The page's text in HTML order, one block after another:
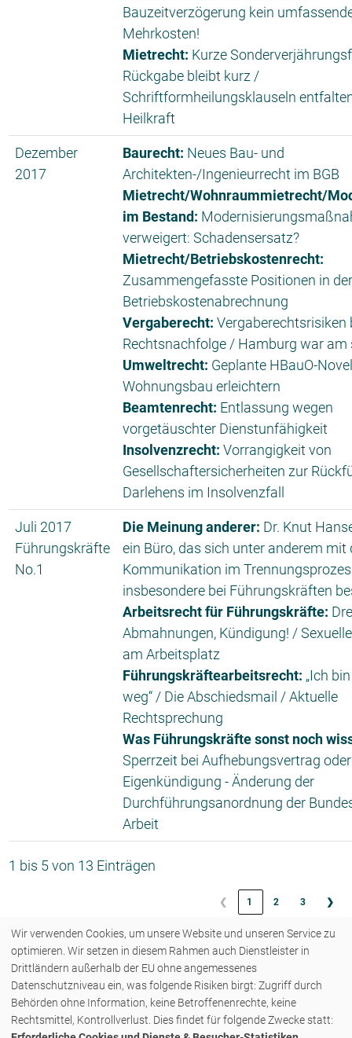
Bauzeitverzögerung kein
Mehrkosten!
Mietrecht: Kurze
Rückgabe bleibt kurz /
Schriftformheilungsklauseln
Heilkraft
Dezember
2017
Baurecht: Neues Bau- und
Architekten-/Ingenieurrecht im BGB
Mietrecht/Wohnraummietrecht/
im Bestand:
verweigert: Schadensersatz?
Mietrecht/Betriebskostenrecht:
Zusammengefasste Positionen in
Betriebskostenabrechnung
Vergaberecht: Vergaberechtsrisiken
Rechtsnachfolge / Hamburg war am
Umweltrecht: Geplante HBauO-
Wohnungsbau erleichtern
Beamtenrecht: Entlassung wegen
vorgetäuschter Dienstunfähigkeit
Insolvenzrecht: Vorrangigkeit von
Gesellschaftersicherheiten zur
Darlehens im Insolvenzfall
Juli 2017
Führungskräfte
No.1
Die Meinung anderer: Dr. Knut
ein Büro, das sich unter anderem mit
Kommunikation im
insbesondere bei Führungskräften
Arbeitsrecht für Führungskräfte:
Abmahnungen, Kündigung! /
am Arbeitsplatz
Führungskräftearbeitsrecht: „Ich
weg“ / Die Abschiedsmail / Aktuelle
Rechtsprechung
Was Führungskräfte sonst noch
Sperrzeit bei Aufhebungsvertrag oder
Eigenkündigung - Änderung der
Durchführungsanordnung der
Arbeit
1 bis 5 von 13 Einträgen
❮ 1 2 3 ❯
COPYRIGHT © 2026 - ZENK RECHTSANWÄLTE PARTNERSCHAFT MBB - ALLE
Wir verwenden Cookies, um unsere Website und unseren Service zu
optimieren. Wir setzen in diesem Rahmen auch Dienstleister in
Drittländern außerhalb der EU ohne angemessenes
Datenschutzniveau ein, was folgende Risiken birgt: Zugriff durch
Behörden ohne Information, keine Betroffenenrechte, keine
Rechtsmittel, Kontrollverlust. Dies findet für folgende Zwecke statt: